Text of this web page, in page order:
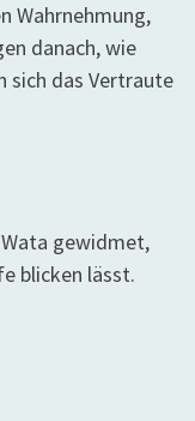
Wahrnehmung,
danach, wie
sich das Vertraute
gewidmet,
blicken lässt.